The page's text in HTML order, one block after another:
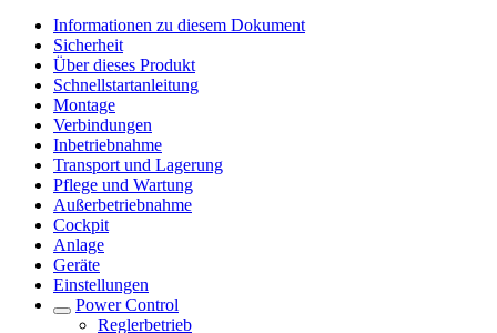
Informationen zu diesem Dokument
Sicherheit
Über dieses Produkt
Schnellstartanleitung
Montage
Verbindungen
Inbetriebnahme
Transport und Lagerung
Pflege und Wartung
Außerbetriebnahme
Cockpit
Anlage
Geräte
Einstellungen
Power Control
Reglerbetrieb